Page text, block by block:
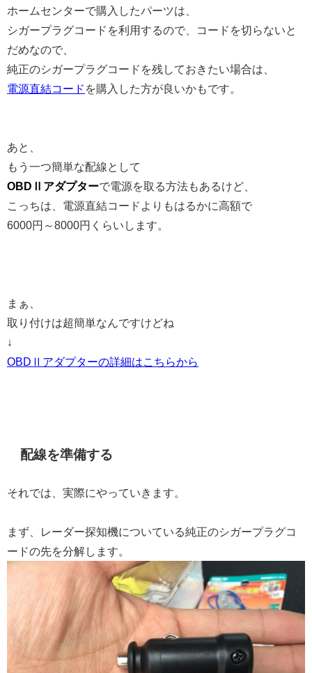
ホームセンターで購入したパーツは、
シガープラグコードを利用するので、コードを切らないと
だめなので、
純正のシガープラグコードを残しておきたい場合は、
電源直結コード を購入した方が良いかもです。
あと、
もう一つ簡単な配線として
OBDⅡアダプターで電源を取る方法もあるけど、
こっちは、電源直結コードよりもはるかに高額で
6000円～8000円くらいします。
まぁ、
取り付けは超簡単なんですけどね
↓
OBDⅡアダプターの詳細はこちらから
配線を準備する
それでは、実際にやっていきます。
まず、レーダー探知機についている純正のシガープラグコ
ードの先を分解します。